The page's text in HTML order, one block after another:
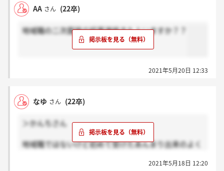
AA さん (22卒)
地域職の二次面接の結果連絡きた人いますか？？
2021年5月20日 12:33
なゆ さん (22卒)
＞かんちさん
地域職ではないけど初めて受けたあんまり出来のよく
2021年5月18日 12:20